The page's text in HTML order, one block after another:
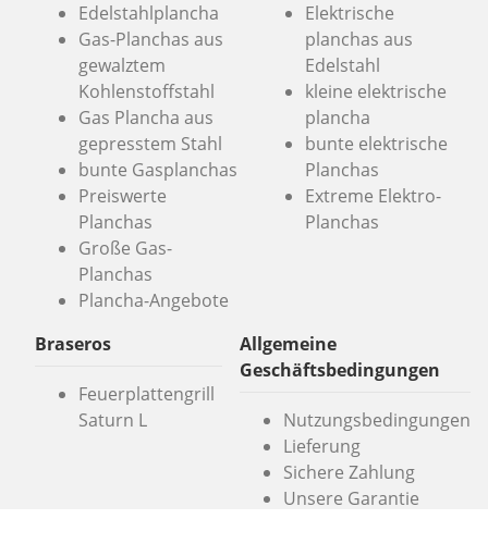
Edelstahlplancha
Gas-Planchas aus
gewalztem
Kohlenstoffstahl
Gas Plancha aus
gepresstem Stahl
bunte Gasplanchas
Preiswerte
Planchas
Große Gas-
Planchas
Plancha-Angebote
Elektrische
planchas aus
Edelstahl
kleine elektrische
plancha
bunte elektrische
Planchas
Extreme Elektro-
Planchas
Braseros
Feuerplattengrill
Saturn L
Allgemeine
Geschäftsbedingungen
Nutzungsbedingungen
Lieferung
Sichere Zahlung
Unsere Garantie